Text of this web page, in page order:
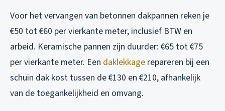
Voor het vervangen van betonnen dakpannen reken je
€50 tot €60 per vierkante meter, inclusief BTW en
arbeid. Keramische pannen zijn duurder: €65 tot €75
per vierkante meter. Een daklekkage repareren bij een
schuin dak kost tussen de €130 en €210, afhankelijk
van de toegankelijkheid en omvang.